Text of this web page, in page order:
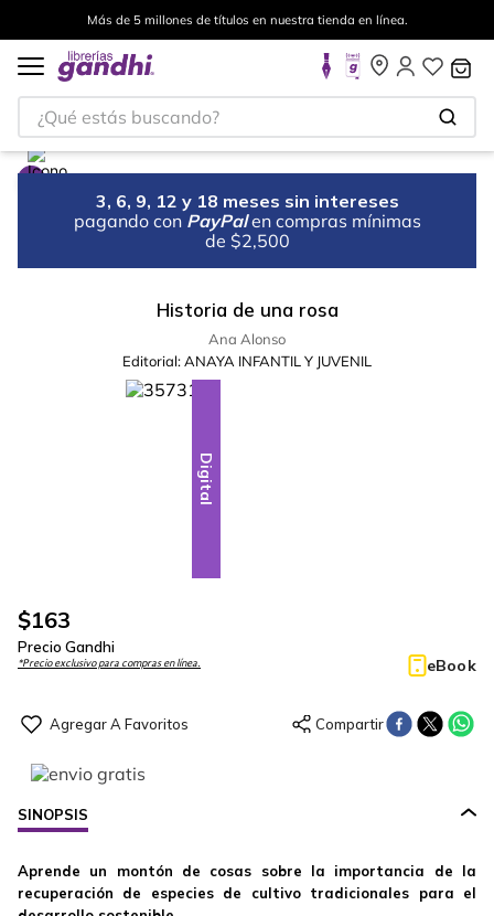
Más de 5 millones de títulos en nuestra tienda en línea.
¿Qué estás buscando?
3, 6, 9, 12 y 18 meses sin intereses
pagando con PayPal en compras mínimas
de $2,500
Historia de una rosa
Ana Alonso
Editorial:ANAYA INFANTIL Y JUVENIL
Digital
$163
Precio Gandhi
*Precio exclusivo para compras en línea. eBook
SINOPSIS
Aprende un montón de cosas sobre la importancia de la
recuperación de especies de cultivo tradicionales para el